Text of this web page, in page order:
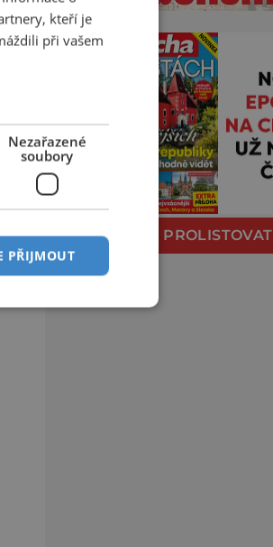
PROLISTOVAT
kteří je
při vašem
Nezařazené
soubory
PŘIJMOUT